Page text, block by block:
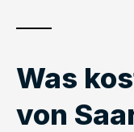
Was
von